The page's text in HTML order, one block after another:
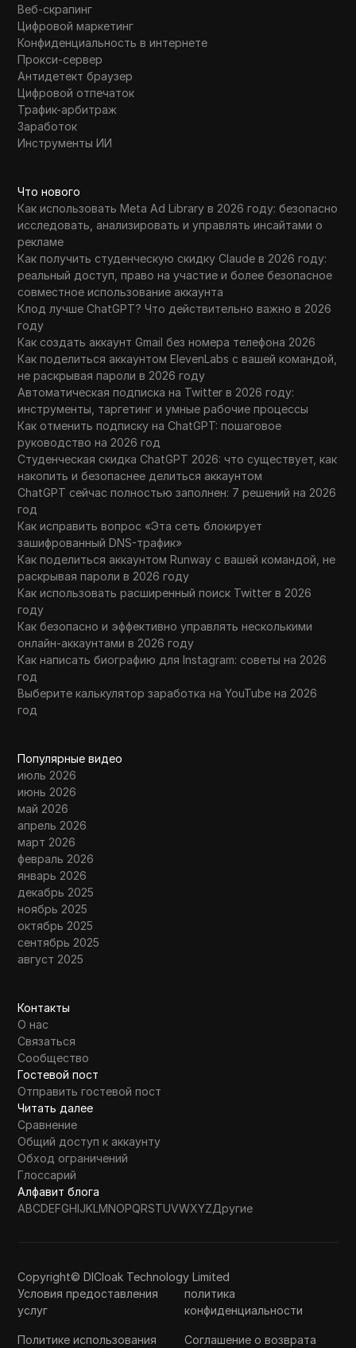
Веб-скрапинг
Цифровой маркетинг
Конфиденциальность в интернете
Прокси-сервер
Антидетект браузер
Цифровой отпечаток
Трафик-арбитраж
Заработок
Инструменты ИИ
Что нового
Как использовать Meta Ad Library в 2026 году: безопасно
исследовать, анализировать и управлять инсайтами о
рекламе
Как получить студенческую скидку Claude в 2026 году:
реальный доступ, право на участие и более безопасное
совместное использование аккаунта
Клод лучше ChatGPT? Что действительно важно в 2026
году
Как создать аккаунт Gmail без номера телефона 2026
Как поделиться аккаунтом ElevenLabs с вашей командой,
не раскрывая пароли в 2026 году
Автоматическая подписка на Twitter в 2026 году:
инструменты, таргетинг и умные рабочие процессы
Как отменить подписку на ChatGPT: пошаговое
руководство на 2026 год
Студенческая скидка ChatGPT 2026: что существует, как
накопить и безопаснее делиться аккаунтом
ChatGPT сейчас полностью заполнен: 7 решений на 2026
год
Как исправить вопрос «Эта сеть блокирует
зашифрованный DNS-трафик»
Как поделиться аккаунтом Runway с вашей командой, не
раскрывая пароли в 2026 году
Как использовать расширенный поиск Twitter в 2026
году
Как безопасно и эффективно управлять несколькими
онлайн-аккаунтами в 2026 году
Как написать биографию для Instagram: советы на 2026
год
Выберите калькулятор заработка на YouTube на 2026
год
Популярные видео
июль 2026
июнь 2026
май 2026
апрель 2026
март 2026
февраль 2026
январь 2026
декабрь 2025
ноябрь 2025
октябрь 2025
сентябрь 2025
август 2025
Контакты
О нас
Связаться
Сообщество
Гостевой пост
Отправить гостевой пост
Читать далее
Сравнение
Общий доступ к аккаунту
Обход ограничений
Глоссарий
Алфавит блога
ABCDEFGHIJKLMNOPQRSTUVWXYZДругие
Copyright© DICloak Technology Limited
Условия предоставления
услуг
политика
конфиденциальности
Политике использования Соглашение о возврата